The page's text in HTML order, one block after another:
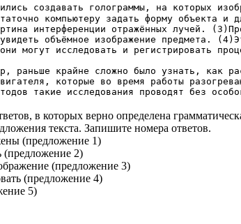
создавать голограммы, на которых
компьютеру задать форму объекта
интерференции отражённых лучей.
объёмное изображение предмета.
могут исследовать и регистрировать
крайне сложно было узнать, как
которые во время работы
такие исследования проводят без
в которых верно определена
текста. Запишите номера ответов.
(предложение 1)
(предложение 2)
(предложение 3)
(предложение 4)
5)